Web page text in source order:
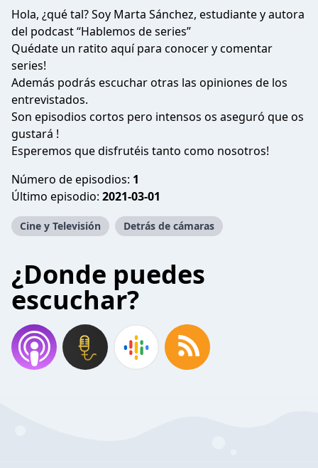
Hola, ¿qué tal? Soy Marta Sánchez, estudiante y autora
del podcast “Hablemos de series”
Quédate un ratito aquí para conocer y comentar
series!
Además podrás escuchar otras las opiniones de los
entrevistados.
Son episodios cortos pero intensos os aseguró que os
gustará !
Esperemos que disfrutéis tanto como nosotros!
Número de episodios: 1
Último episodio: 2021-03-01
Cine y Televisión Detrás de cámaras
¿Donde puedes
escuchar?